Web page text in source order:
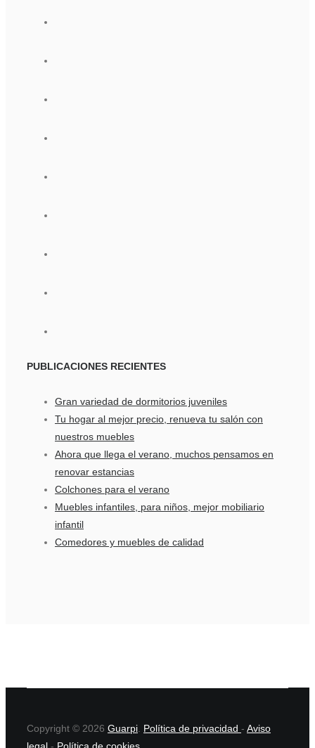
PUBLICACIONES RECIENTES
Gran variedad de dormitorios juveniles
Tu hogar al mejor precio, renueva tu salón con
nuestros muebles
Ahora que llega el verano, muchos pensamos en
renovar estancias
Colchones para el verano
Muebles infantiles, para niños, mejor mobiliario
infantil
Comedores y muebles de calidad
Copyright © 2026 Guarpi Política de privacidad - Aviso